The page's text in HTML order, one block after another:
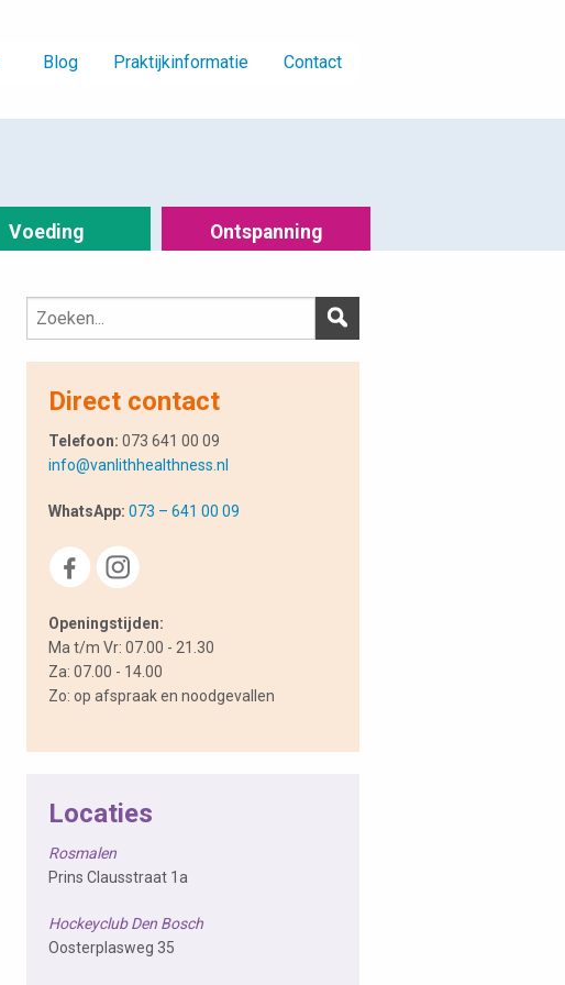
Blog Praktijkinformatie Contact
Voeding Ontspanning
Direct contact
Telefoon: 073 641 00 09
info@vanlithhealthness.nl
WhatsApp: 073 – 641 00 09
Openingstijden:
Ma t/m Vr: 07.00 - 21.30
Za: 07.00 - 14.00
Zo: op afspraak en noodgevallen
Locaties
Rosmalen
Prins Clausstraat 1a
Hockeyclub Den Bosch
Oosterplasweg 35